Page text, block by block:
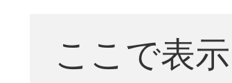
ここで表